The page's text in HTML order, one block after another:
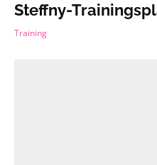
Steffny-
Training